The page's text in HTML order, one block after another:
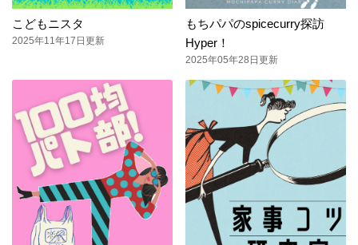
こどもニスタ
2025年11年17日更新
もちパパのspicecurry探訪
Hyper！
2025年05年28日更新